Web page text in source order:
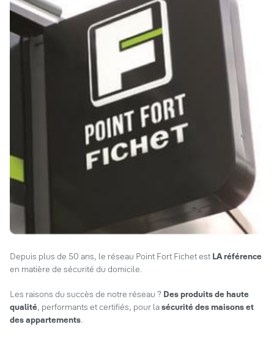
Depuis plus de 50 ans, le réseau Point Fort Fichet est LA référence
en matière de sécurité du domicile.
Les raisons du succès de notre réseau ? Des produits de haute
qualité, performants et certifiés, pour lasécurité des maisons et
des appartements